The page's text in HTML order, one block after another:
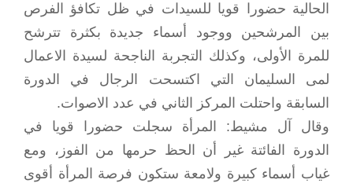
الحالية حضورا قويا للسيدات في ظل تكافؤ الفرص
بين المرشحين ووجود أسماء جديدة بكثرة تترشح
للمرة الأولى، وكذلك التجربة الناجحة لسيدة الاعمال
لمى السليمان التي اكتسحت الرجال في الدورة
السابقة واحتلت المركز الثاني في عدد الاصوات.
وقال آل مشيط: المرأة سجلت حضورا قويا في
الدورة الفائتة غير أن الحظ حرمها من الفوز، ومع
غياب أسماء كبيرة ولامعة ستكون فرصة المرأة أقوى